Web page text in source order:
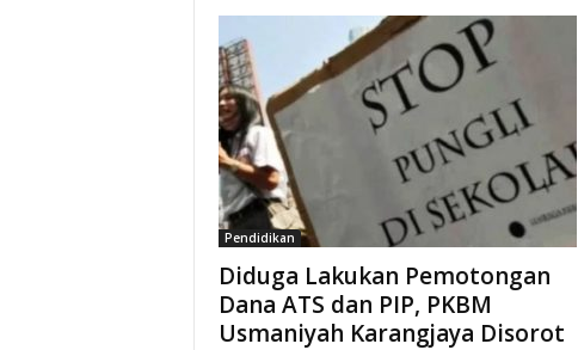
Pendidikan
Diduga Lakukan Pemotongan
Dana ATS dan PIP, PKBM
Usmaniyah Karangjaya Disorot